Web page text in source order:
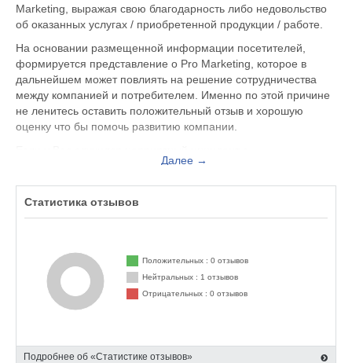
Marketing, выражая свою благодарность либо недовольство
об оказанных услугах / приобретенной продукции / работе.
На основании размещенной информации посетителей,
формируется представление о Pro Marketing, которое в
дальнейшем может повлиять на решение сотрудничества
между компанией и потребителем. Именно по этой причине
не ленитесь оставить положительный отзыв и хорошую
оценку что бы помочь развитию компании.
обслуживающим персоналом, Вы можете оставить жалобу
Представитель организации ответит на Ваш отзыв и примет
Шаболовка 34 стр. 5, вы можете поделиться впечатлением
от посещения данного заведения с будущими посетителями.
Далее →
Статистика отзывов
Положительных : 0 отзывов
Нейтральных : 1 отзывов
Отрицательных : 0 отзывов
Подробнее об «Статистике отзывов»